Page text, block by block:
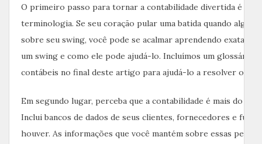
O primeiro passo para tornar a contabilidade divertida é
terminologia. Se seu coração pular uma batida quando
sobre seu swing, você pode se acalmar aprendendo
um swing e como ele pode ajudá-lo. Incluímos um glossário
contábeis no final deste artigo para ajudá-lo a resolver o
Em segundo lugar, perceba que a contabilidade é mais do
Inclui bancos de dados de seus clientes, fornecedores e
houver. As informações que você mantém sobre essas